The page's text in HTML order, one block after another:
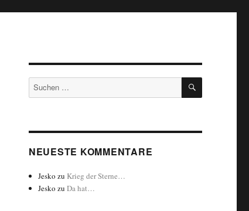
Suchen
nach:
SUCHEN
NEUESTE KOMMENTARE
Jesko zu Krieg der Sterne…
Jesko zuDa hat…